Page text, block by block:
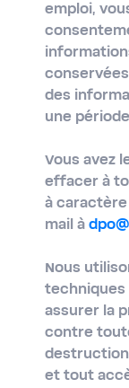
emploi,
des
une
Vous avez
effacer à
à
mail à
Nous
techniques
assurer la
contre
et tout